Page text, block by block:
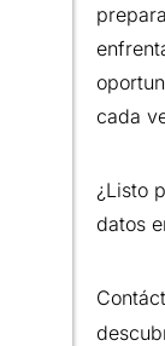
cada
¿Listo
datos